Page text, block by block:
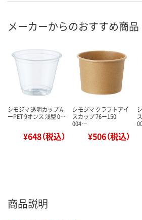
メーカーからのおすすめ商品
シモジマ 透明カップ A
ーPET 9オンス 浅型 0…
¥648（税込）
シモジマ クラフトアイ
スカップ 76ー150
004…
¥506（税込）
商品説明